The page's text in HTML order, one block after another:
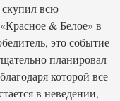
всю
& Белое» в
это событие
планировал
которой все
в неведении,